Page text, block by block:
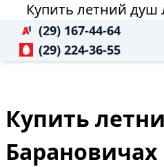
Купить летний душ
(29) 167-44-64
(29) 224-36-55
Купить
Барановичах